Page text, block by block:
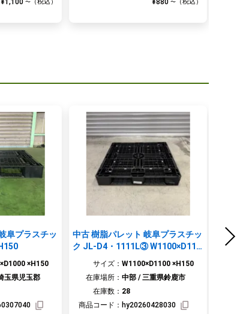
〜 （税込） 〜 （税込）
阜プラスチッ
×H150
玉県児玉郡
中古 樹脂パレット 岐阜プラスチッ
ク JL-D4・1111L③ W1100×D110
サイズ： W1100×D1100 ×H150
在庫場所： 中部 / 三重県鈴鹿市
在庫数： 28
商品コード： hy20260428030
中古 樹
H120